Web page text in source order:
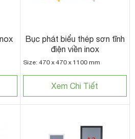
Bục phát biểu thép sơn tĩnh
điện viền inox
Size: 470 x 470 x 1100 mm
Xem Chi Tiết